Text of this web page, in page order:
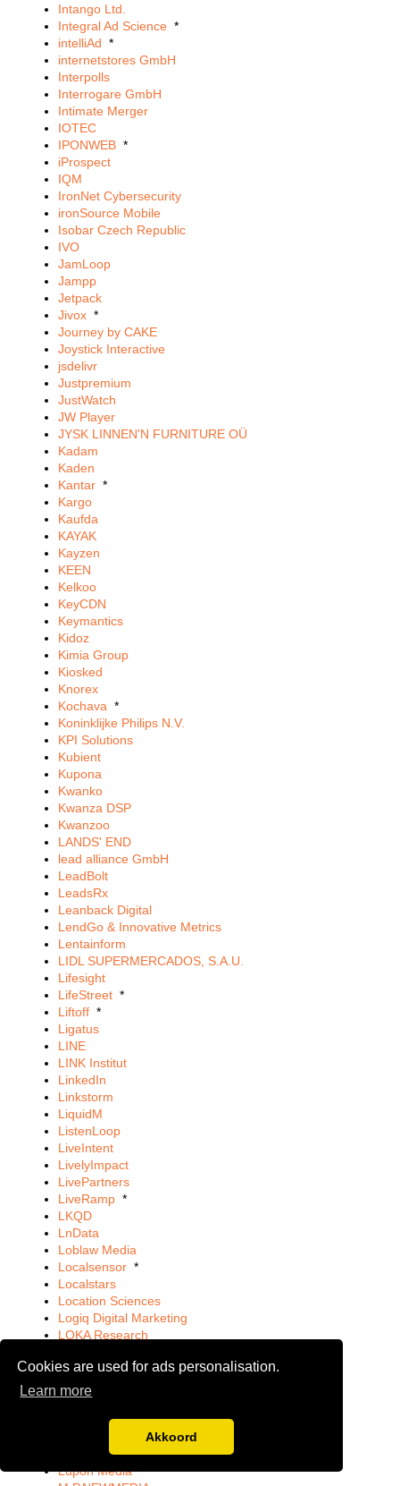
Cookies are used for ads personalisation.
Learn more
Akkoord
Intango Ltd.
Integral Ad Science *
intelliAd *
internetstores GmbH
Interpolls
Interrogare GmbH
Intimate Merger
IOTEC
IPONWEB *
iProspect
IQM
IronNet Cybersecurity
ironSource Mobile
Isobar Czech Republic
IVO
JamLoop
Jampp
Jetpack
Jivox *
Journey by CAKE
Joystick Interactive
jsdelivr
Justpremium
JustWatch
JW Player
JYSK LINNEN'N FURNITURE OÜ
Kadam
Kaden
Kantar *
Kargo
Kaufda
KAYAK
Kayzen
KEEN
Kelkoo
KeyCDN
Keymantics
Kidoz
Kimia Group
Kiosked
Knorex
Kochava *
Koninklijke Philips N.V.
KPI Solutions
Kubient
Kupona
Kwanko
Kwanza DSP
Kwanzoo
LANDS' END
lead alliance GmbH
LeadBolt
LeadsRx
Leanback Digital
LendGo & Innovative Metrics
Lentainform
LIDL SUPERMERCADOS, S.A.U.
Lifesight
LifeStreet *
Liftoff *
Ligatus
LINE
LINK Institut
LinkedIn
Linkstorm
LiquidM
ListenLoop
LiveIntent
LivelyImpact
LivePartners
LiveRamp *
LKQD
LnData
Loblaw Media
Localsensor *
Localstars
Location Sciences
Logiq Digital Marketing
LOKA Research
LoopMe*
Lotame
Lupon Media